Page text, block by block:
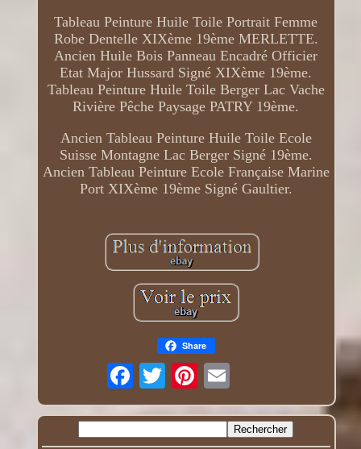
Tableau Peinture Huile Toile Portrait Femme
Robe Dentelle XIXème 19ème MERLETTE.
Ancien Huile Bois Panneau Encadré Officier
Etat Major Hussard Signé XIXème 19ème.
Tableau Peinture Huile Toile Berger Lac Vache
Rivière Pêche Paysage PATRY 19ème.
Ancien Tableau Peinture Huile Toile Ecole
Suisse Montagne Lac Berger Signé 19ème.
Ancien Tableau Peinture Ecole Française Marine
Port XIXème 19ème Signé Gaultier.
Share